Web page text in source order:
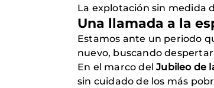
La explotación sin medida
Una llamada a la
Estamos ante un periodo
nuevo, buscando
En el marco delJubileo de
sin cuidado de los más